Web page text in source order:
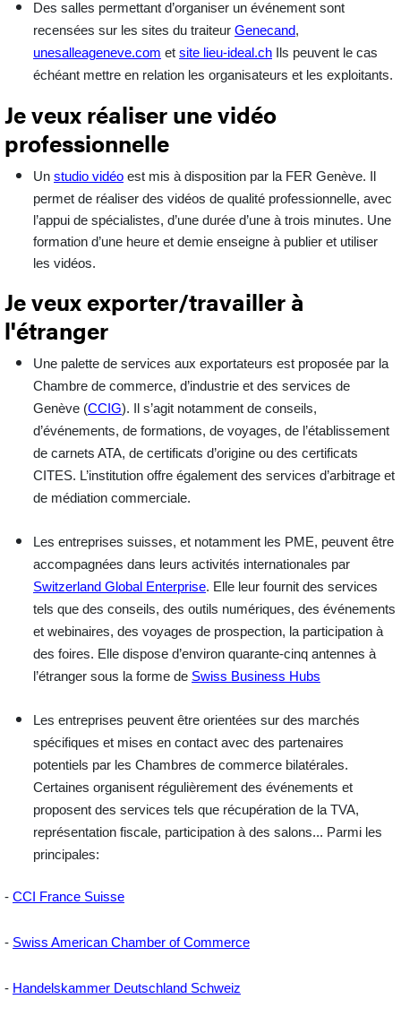
Des salles permettant d’organiser un événement sont
recensées sur les sites du traiteur Genecand,
unesalleageneve.com et site lieu-ideal.ch Ils peuvent le cas
échéant mettre en relation les organisateurs et les exploitants.
Je veux réaliser une vidéo
professionnelle
Un studio vidéo est mis à disposition par la FER Genève. Il
permet de réaliser des vidéos de qualité professionnelle, avec
l’appui de spécialistes, d’une durée d’une à trois minutes. Une
formation d’une heure et demie enseigne à publier et utiliser
les vidéos.
Je veux exporter/travailler à
l'étranger
Une palette de services aux exportateurs est proposée par la
Chambre de commerce, d’industrie et des services de
Genève (CCIG). Il s’agit notamment de conseils,
d’événements, de formations, de voyages, de l’établissement
de carnets ATA, de certificats d’origine ou des certificats
CITES. L’institution offre également des services d’arbitrage et
de médiation commerciale.
Les entreprises suisses, et notamment les PME, peuvent être
accompagnées dans leurs activités internationales par
Switzerland Global Enterprise. Elle leur fournit des services
tels que des conseils, des outils numériques, des événements
et webinaires, des voyages de prospection, la participation à
des foires. Elle dispose d’environ quarante-cinq antennes à
l’étranger sous la forme de Swiss Business Hubs
Les entreprises peuvent être orientées sur des marchés
spécifiques et mises en contact avec des partenaires
potentiels par les Chambres de commerce bilatérales.
Certaines organisent régulièrement des événements et
proposent des services tels que récupération de la TVA,
représentation fiscale, participation à des salons... Parmi les
principales:
- CCI France Suisse
- Swiss American Chamber of Commerce
- Handelskammer Deutschland Schweiz